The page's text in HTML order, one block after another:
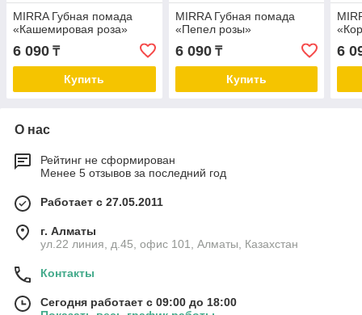
MIRRA Губная помада
«Кашемировая роза»
6 090 ₸
Купить
MIRRA Губная помада
«Пепел розы»
6 090₸
Купить
6
О нас
Рейтинг не сформирован
Менее 5 отзывов за последний год
Работает с 27.05.2011
г. Алматы
ул.22 линия, д.45, офис 101, Алматы, Казахстан
Контакты
Сегодня работает с 09:00 до 18:00